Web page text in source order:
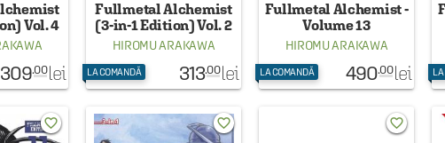
Vol. 4
309.00 lei
Fullmetal Alchemist
(3-in-1 Edition) Vol. 2
HIROMU ARAKAWA
LA COMANDĂ 313.00 lei
Fullmetal Alchemist -
Volume 13
HIROMU ARAKAWA
LA COMANDĂ 490.00 lei LA
favorite_border favorite_border favorite_border